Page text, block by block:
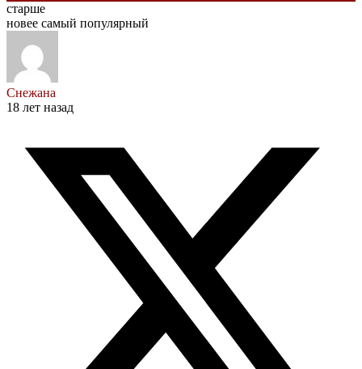
старше
новее самый популярный
Cнежана
18 лет назад